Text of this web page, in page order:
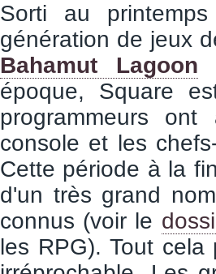
Sorti au
génération de jeux
Bahamut Lagoon
époque, Square
programmeurs
console et les
Cette période à la
d'un très grand
connus (voir le
les RPG). Tout